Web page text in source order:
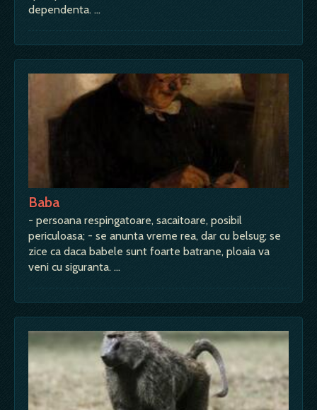
dependenta. …
Baba
- persoana respingatoare, sacaitoare, posibil
periculoasa; - se anunta vreme rea, dar cu belsug; se
zice ca daca babele sunt foarte batrane, ploaia va
veni cu siguranta. …